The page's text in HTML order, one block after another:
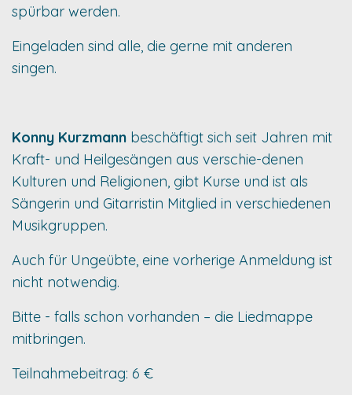
spürbar werden.
Eingeladen sind alle, die gerne mit anderen
singen.
Konny Kurzmann beschäftigt sich seit Jahren mit
Kraft- und Heilgesängen aus verschie-denen
Kulturen und Religionen, gibt Kurse und ist als
Sängerin und Gitarristin Mitglied in verschiedenen
Musikgruppen.
Auch für Ungeübte, eine vorherige Anmeldung ist
nicht notwendig.
Bitte - falls schon vorhanden – die Liedmappe
mitbringen.
Teilnahmebeitrag: 6 €